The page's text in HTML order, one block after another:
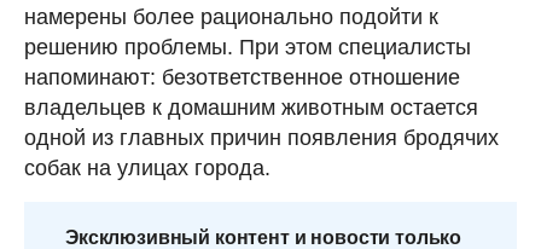
намерены более рационально подойти к
решению проблемы. При этом специалисты
напоминают: безответственное отношение
владельцев к домашним животным остается
одной из главных причин появления бродячих
собак на улицах города.
Эксклюзивный контент и новости только